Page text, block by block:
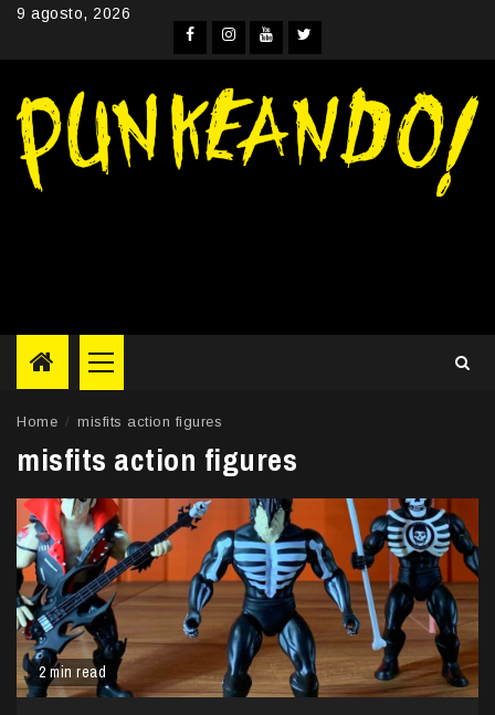
Skip9 agosto, 2026
Facebook
Instagram
YouTube
Twitter
Primary
Menu
Home misfits action figures
misfits action figures
2 min read